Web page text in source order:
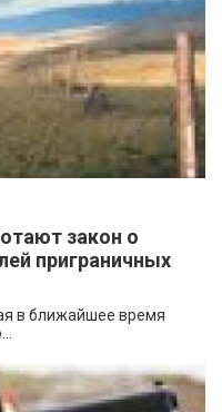
закон о
приграничных
в ближайшее время